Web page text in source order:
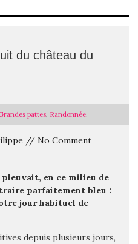
du château du
pattes, Randonnée.
// No Comment
en ce milieu de
parfaitement bleu :
jour habituel de
depuis plusieurs jours,